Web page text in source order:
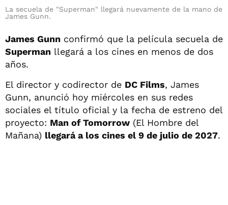
La secuela de "Superman" llegará nuevamente de la mano de
James Gunn.
James Gunn confirmó que la película secuela de
Superman llegará a los cines en menos de dos
años.
El director y codirector de DC Films, James
Gunn, anunció hoy miércoles en sus redes
sociales el título oficial y la fecha de estreno del
proyecto: Man of Tomorrow (El Hombre del
Mañana) llegará a los cines el 9 de julio de 2027.